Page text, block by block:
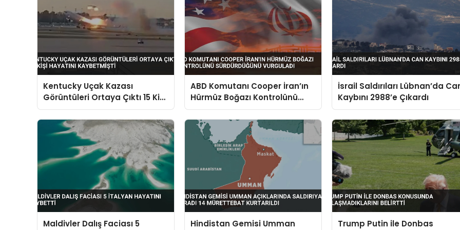
Kentucky Uçak Kazası
Görüntüleri Ortaya Çıktı 15 Kişi
Hayatını Kaybetmişti
ABD Komutanı Cooper İran’ın
Hürmüz Boğazı Kontrolünü
Sürdürdüğünü Vurguladı
İsrail Saldırıları Lübnan’da
Kaybını 2988’e Çıkardı
Maldivler Dalış Faciası 5
Hindistan Gemisi Umman
Trump Putin ile Donbas